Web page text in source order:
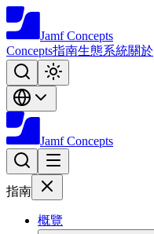
Jamf Concepts
Concepts指南生態系統關於
Jamf Concepts
指南
概覽